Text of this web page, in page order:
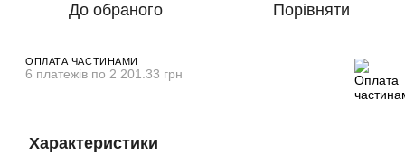
До обраного Порівняти
ОПЛАТА ЧАСТИНАМИ
6 платежів по 2 201.33 грн
Характеристики